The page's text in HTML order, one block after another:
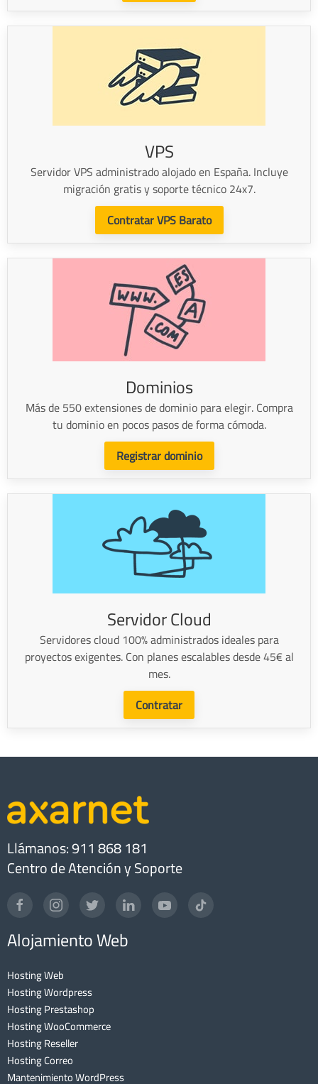
VPS
Servidor VPS administrado alojado en España. Incluye
migración gratis y soporte técnico 24x7.
Contratar VPS Barato
Dominios
Más de 550 extensiones de dominio para elegir. Compra
tu dominio en pocos pasos de forma cómoda.
Registrar dominio
Servidor Cloud
Servidores cloud 100% administrados ideales para
proyectos exigentes. Con planes escalables desde 45€ al
mes.
Contratar
Llámanos: 911 868 181
Centro de Atención y Soporte
Alojamiento Web
Hosting Web
Hosting Wordpress
Hosting Prestashop
Hosting WooCommerce
Hosting Reseller
Hosting Correo
Mantenimiento WordPress